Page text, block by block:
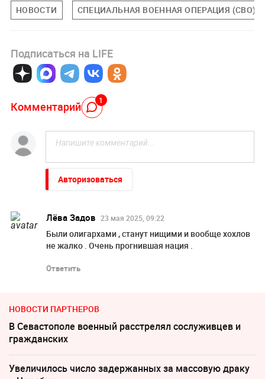
НОВОСТИ СПЕЦИАЛЬНАЯ ВОЕННАЯ ОПЕРАЦИЯ (СВО)
Подписаться на LIFE
Комментарий 1
Авторизоваться
Лёва Задов 23 мая 2025, 09:22
Были олигархами , станут нищими и вообще хохлов
не жалко . Очень прогнившая нация .
Ответить
НОВОСТИ ПАРТНЕРОВ
В Севастополе военный расстрелял сослуживцев и
гражданских
Увеличилось число задержанных за массовую драку